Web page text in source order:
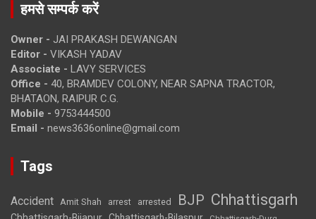
हमसे सम्पर्क करें
Owner - JAI PRAKASH DEWANGAN
Editor - VIKASH YADAV
Associate - LAVY SERVICES
Office - 40, BRAMDEV COLONY, NEAR SAPNA TRACTOR,
BHATAON, RAIPUR C.G.
Mobile - 9753444500
Email - news3636online@gmail.com
Tags
Accident Amit Shah arrest arrested BJP Chhattisgarh